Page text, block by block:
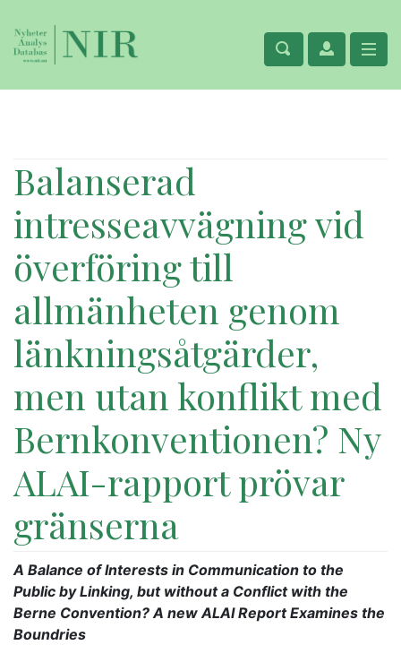
Balanserad
intresseavvägning vid
överföring till
allmänheten genom
länkningsåtgärder,
men utan konflikt med
Bernkonventionen? Ny
ALAI-rapport prövar
gränserna
A Balance of Interests in Communication to the
Public by Linking, but without a Conflict with the
Berne Convention? A new ALAI Report Examines the
Boundries